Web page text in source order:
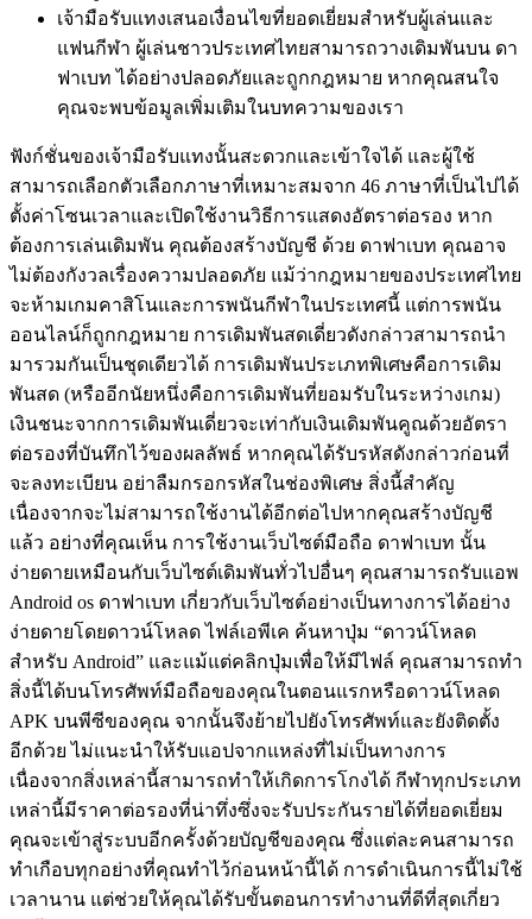
เจ้ามือรับแทงเสนอเงื่อนไขที่ยอดเยี่ยมสำหรับผู้เล่นและ
แฟนกีฬา ผู้เล่นชาวประเทศไทยสามารถวางเดิมพันบน ดา
ฟาเบท ได้อย่างปลอดภัยและถูกกฎหมาย หากคุณสนใจ
คุณจะพบข้อมูลเพิ่มเติมในบทความของเรา
ฟังก์ชั่นของเจ้ามือรับแทงนั้นสะดวกและเข้าใจได้ และผู้ใช้
สามารถเลือกตัวเลือกภาษาที่เหมาะสมจาก 46 ภาษาที่เป็นไปได้
ตั้งค่าโซนเวลาและเปิดใช้งานวิธีการแสดงอัตราต่อรอง หาก
ต้องการเล่นเดิมพัน คุณต้องสร้างบัญชี ด้วย ดาฟาเบท คุณอาจ
ไม่ต้องกังวลเรื่องความปลอดภัย แม้ว่ากฎหมายของประเทศไทย
จะห้ามเกมคาสิโนและการพนันกีฬาในประเทศนี้ แต่การพนัน
ออนไลน์ก็ถูกกฎหมาย การเดิมพันสดเดี่ยวดังกล่าวสามารถนำ
มารวมกันเป็นชุดเดียวได้ การเดิมพันประเภทพิเศษคือการเดิม
พันสด (หรืออีกนัยหนึ่งคือการเดิมพันที่ยอมรับในระหว่างเกม)
เงินชนะจากการเดิมพันเดี่ยวจะเท่ากับเงินเดิมพันคูณด้วยอัตรา
ต่อรองที่บันทึกไว้ของผลลัพธ์ หากคุณได้รับรหัสดังกล่าวก่อนที่
จะลงทะเบียน อย่าลืมกรอกรหัสในช่องพิเศษ สิ่งนี้สำคัญ
เนื่องจากจะไม่สามารถใช้งานได้อีกต่อไปหากคุณสร้างบัญชี
แล้ว อย่างที่คุณเห็น การใช้งานเว็บไซต์มือถือ ดาฟาเบท นั้น
ง่ายดายเหมือนกับเว็บไซต์เดิมพันทั่วไปอื่นๆ คุณสามารถรับแอพ
Android os ดาฟาเบท เกี่ยวกับเว็บไซต์อย่างเป็นทางการได้อย่าง
ง่ายดายโดยดาวน์โหลด ไฟล์เอพีเค ค้นหาปุ่ม “ดาวน์โหลด
สำหรับ Android” และแม้แต่คลิกปุ่มเพื่อให้มีไฟล์ คุณสามารถทำ
สิ่งนี้ได้บนโทรศัพท์มือถือของคุณในตอนแรกหรือดาวน์โหลด
APK บนพีซีของคุณ จากนั้นจึงย้ายไปยังโทรศัพท์และยังติดตั้ง
อีกด้วย ไม่แนะนำให้รับแอปจากแหล่งที่ไม่เป็นทางการ
เนื่องจากสิ่งเหล่านี้สามารถทำให้เกิดการโกงได้ กีฬาทุกประเภท
เหล่านี้มีราคาต่อรองที่น่าทึ่งซึ่งจะรับประกันรายได้ที่ยอดเยี่ยม
คุณจะเข้าสู่ระบบอีกครั้งด้วยบัญชีของคุณ ซึ่งแต่ละคนสามารถ
ทำเกือบทุกอย่างที่คุณทำไว้ก่อนหน้านี้ได้ การดำเนินการนี้ไม่ใช้
เวลานาน แต่ช่วยให้คุณได้รับขั้นตอนการทำงานที่ดีที่สุดเกี่ยว